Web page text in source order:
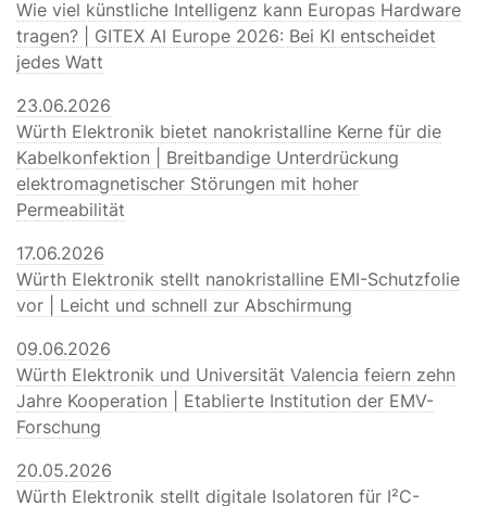
Wie viel künstliche Intelligenz kann Europas Hardware
tragen? | GITEX AI Europe 2026: Bei KI entscheidet
jedes Watt
23.06.2026
Würth Elektronik bietet nanokristalline Kerne für die
Kabelkonfektion | Breitbandige Unterdrückung
elektromagnetischer Störungen mit hoher
Permeabilität
17.06.2026
Würth Elektronik stellt nanokristalline EMI-Schutzfolie
vor | Leicht und schnell zur Abschirmung
09.06.2026
Würth Elektronik und Universität Valencia feiern zehn
Jahre Kooperation | Etablierte Institution der EMV-
Forschung
20.05.2026
Würth Elektronik stellt digitale Isolatoren für I²C-